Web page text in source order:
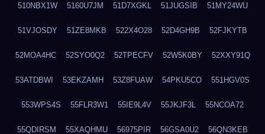
510NBX1W 5160U7JM 51D7XGKL 51JUGSIB 51MY24WU
51VJOSDY 51ZE8MKB 522X4O28 52D4GH9B 52FJKYTB
52MOA4HC 52SYO0Q2 52TPECFV 52W5K0BY 52XXY91Q
53ATDBWI 53EKZAMH 53Z8FUAW 54PKU5CO 551HGV0S
553WPS4S 55FLR3W1 55IE9L4V 55JKJF3L 55NCOA72
55QDIRSM 55XAQHMU 56975PIR 56GSA0U2 56QN3KEB